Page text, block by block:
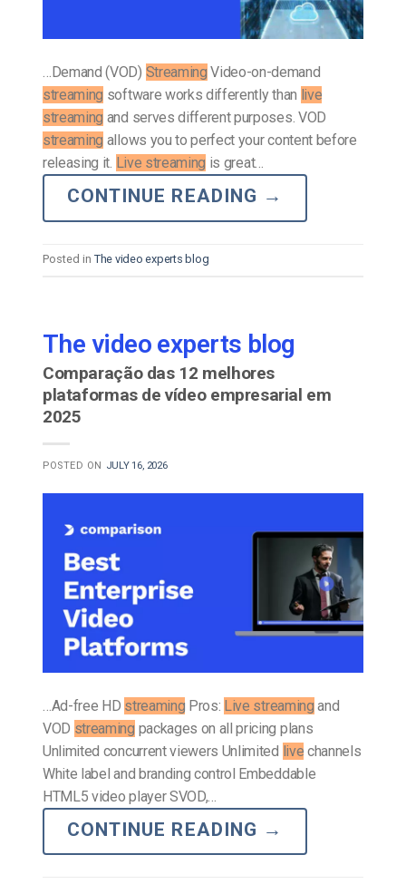
…Demand (VOD) Streaming Video-on-demand
streaming software works differently than live
streaming and serves different purposes. VOD
streaming allows you to perfect your content before
releasing it. Live streaming is great…
CONTINUE READING →
Posted in The video experts blog
The video experts blog
Comparação das 12 melhores
plataformas de vídeo empresarial em
2025
POSTED ON JULY 16, 2026
…Ad-free HD streaming Pros: Live streaming and
VOD streaming packages on all pricing plans
Unlimited concurrent viewers Unlimited live channels
White label and branding control Embeddable
HTML5 video player SVOD,…
CONTINUE READING →